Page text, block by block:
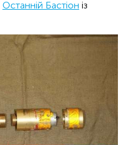
Останній Бастіон із